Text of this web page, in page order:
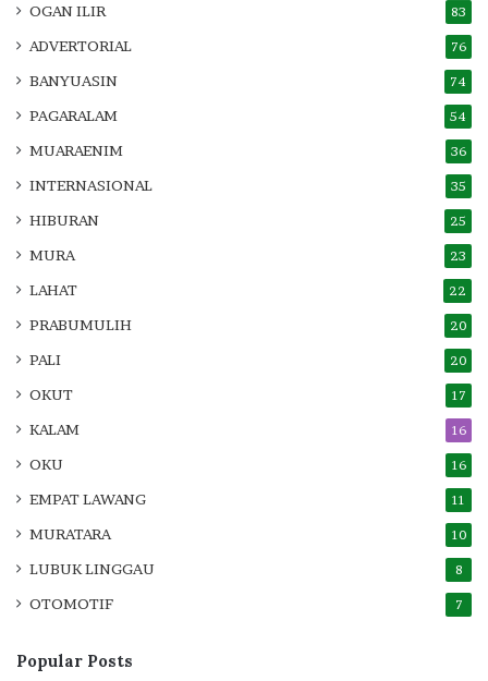
OGAN ILIR 83
ADVERTORIAL 76
BANYUASIN 74
PAGARALAM 54
MUARAENIM 36
INTERNASIONAL 35
HIBURAN 25
MURA 23
LAHAT 22
PRABUMULIH 20
PALI 20
OKUT 17
KALAM 16
OKU 16
EMPAT LAWANG 11
MURATARA 10
LUBUK LINGGAU 8
OTOMOTIF 7
Popular Posts